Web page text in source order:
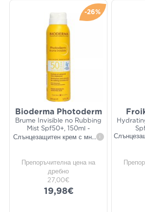
-26%
Bioderma Photoderm
Brume Invisible no Rubbing
Mist Spf50+, 150ml -
Слънцезащитен крем с мн... i
Препоръчителна цена на
дребно
27,00€
19,98€